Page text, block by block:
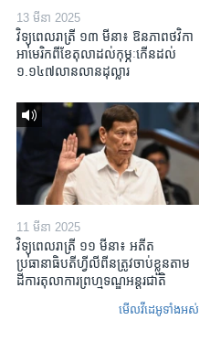
13 មីនា 2025
វិទ្យុពេលរាត្រី ១៣ មីនា៖ ឱនភាព​ថវិកា​
អាមេរិក​ពី​ខែ​តុលា​ដល់​កុម្ភៈ​កើន​ដល់​
១.១៤៧​លានលាន​ដុល្លារ
11 មីនា 2025
វិទ្យុពេលរាត្រី ១១ មីនា៖ អតីត​
ប្រធានាធិបតីហ្វីលីពីន​ត្រូវ​ចាប់ខ្លួនតាម
ដីការ​តុលាការ​ព្រហ្មទណ្ឌ​អន្តរជាតិ
មើល​វីដេអូ​ទាំង​អស់